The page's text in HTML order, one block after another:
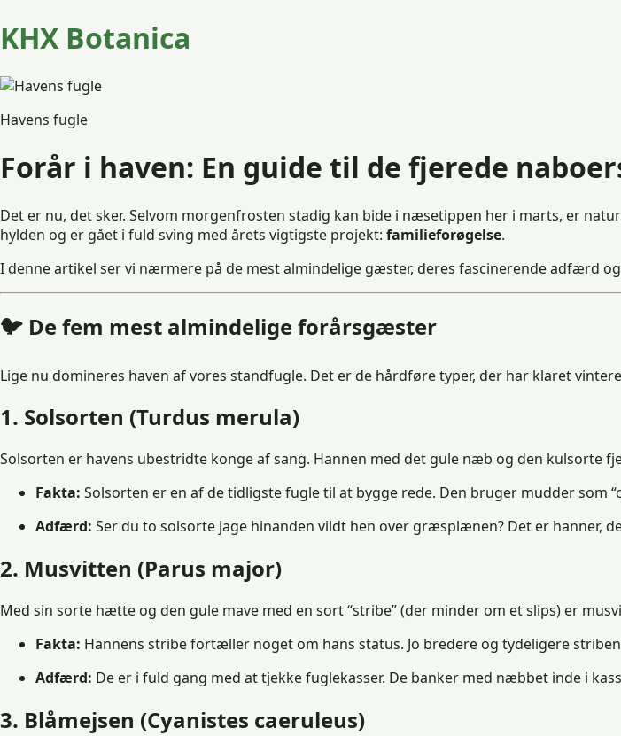
KHX Botanica
Havens fugle
Forår i haven: En guide til de fjerede
Det er nu, det sker. Selvom morgenfrosten stadig kan bide i næsetippen her i marts, er
hylden og er gået i fuld sving med årets vigtigste projekt: familieforøgelse.
I denne artikel ser vi nærmere på de mest almindelige gæster, deres fascinerende adfærd
🐦 De fem mest almindelige forårsgæster
Lige nu domineres haven af vores standfugle. Det er de hårdføre typer, der har klaret
1. Solsorten (Turdus merula)
Solsorten er havens ubestridte konge af sang. Hannen med det gule næb og den kulsorte
Fakta: Solsorten er en af de tidligste fugle til at bygge rede. Den bruger mudder som
Adfærd: Ser du to solsorte jage hinanden vildt hen over græsplænen? Det er hanner,
2. Musvitten (Parus major)
Med sin sorte hætte og den gule mave med en sort “stribe” (der minder om et slips) er
Fakta: Hannens stribe fortæller noget om hans status. Jo bredere og tydeligere
Adfærd: De er i fuld gang med at tjekke fuglekasser. De banker med næbbet inde i
3. Blåmejsen (Cyanistes caeruleus)